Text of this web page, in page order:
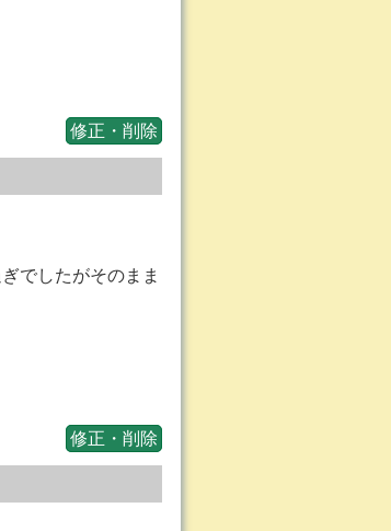
修正・削除
でしたがそのまま
修正・削除